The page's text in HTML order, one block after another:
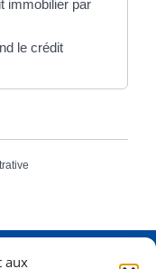
aux
immobilier par
le crédit